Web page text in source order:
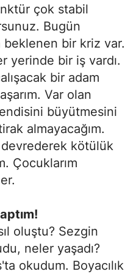
çok stabil
Bugün
beklenen bir kriz var.
yerinde bir iş vardı.
bir adam
Var olan
büyütmesini
almayacağım.
kötülük
Çocuklarım
oluştu? Sezgin
neler yaşadı?
okudum. Boyacılık